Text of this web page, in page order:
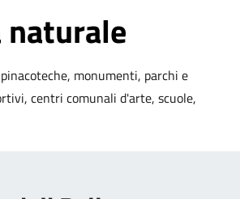
naturale
monumenti, parchi e
centri comunali d'arte, scuole,